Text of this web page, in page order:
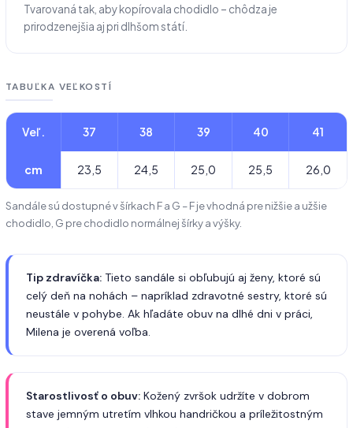
Tvarovaná tak, aby kopírovala chodidlo – chôdza je
prirodzenejšia aj pri dlhšom státí.
TABUĽKA VEĽKOSTÍ
Veľ. 37 38 39 40 41
cm 23,5 24,5 25,0 25,5 26,0
Sandále sú dostupné v šírkach F a G – F je vhodná pre nižšie a užšie
chodidlo, G pre chodidlo normálnej šírky a výšky.
Tip zdravíčka: Tieto sandále si obľubujú aj ženy, ktoré sú
celý deň na nohách – napríklad zdravotné sestry, ktoré sú
neustále v pohybe. Ak hľadáte obuv na dlhé dni v práci,
Milena je overená voľba.
Starostlivosť o obuv: Kožený zvršok udržíte v dobrom
stave jemným utretím vlhkou handričkou a príležitostným